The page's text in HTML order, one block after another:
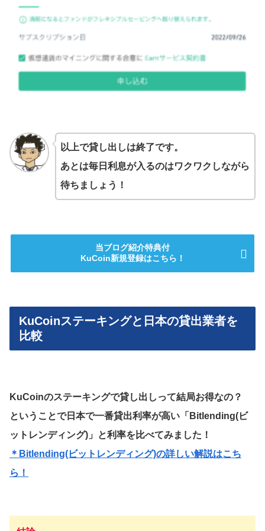
以上で貸し出しは終了です。
あとは毎日利息が入るのはワクワクしながら
待ちましょう！
当ブログ紹介特典付
KuCoin新規登録はこちら！
KuCoinステーキングと日本の貸出業者を
比較
KuCoinのステーキングで貸し出しって結局お得なの？
ということで日本で一番貸出利率が高い「Bitlending(ビ
ットレンディング)」と利率を比べてみました！
＊Bitlending(ビットレンディング)の詳しい解説はこち
ら！